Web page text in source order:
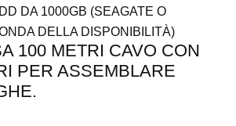
DA 1000GB (SEAGATE O
DELLA DISPONIBILITÀ)
100 METRI CAVO CON
PER ASSEMBLARE